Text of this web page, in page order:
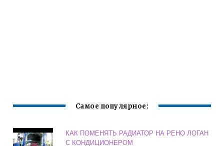
Самое популярное:
КАК ПОМЕНЯТЬ РАДИАТОР НА РЕНО ЛОГАН
С КОНДИЦИОНЕРОМ